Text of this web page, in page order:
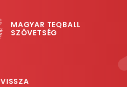
MAGYAR TEQBALL
SZÖVETSÉG
VISSZA